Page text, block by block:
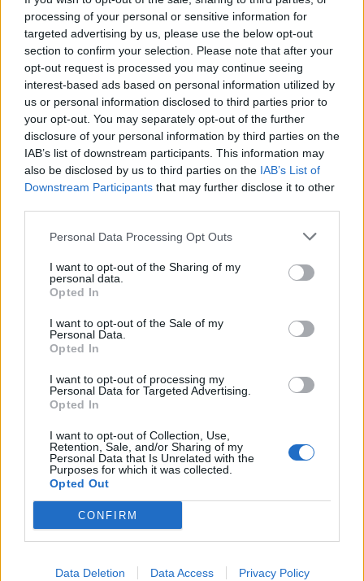
processing of your personal or sensitive information for
targeted advertising by us, please use the below opt-out
section to confirm your selection. Please note that after your
opt-out request is processed you may continue seeing
interest-based ads based on personal information utilized by
us or personal information disclosed to third parties prior to
your opt-out. You may separately opt-out of the further
disclosure of your personal information by third parties on the
IAB’s list of downstream participants. This information may
also be disclosed by us to third parties on the IAB’s List of
Downstream Participants that may further disclose it to other
Personal Data Processing Opt Outs
I want to opt-out of the Sharing of my
personal data.
Opted In
I want to opt-out of the Sale of my
Personal Data.
Opted In
I want to opt-out of processing my
Personal Data for Targeted Advertising.
Opted In
I want to opt-out of Collection, Use,
Retention, Sale, and/or Sharing of my
Personal Data that Is Unrelated with the
Purposes for which it was collected.
Opted Out
CONFIRM
Data Deletion Data Access Privacy Policy
Επίσημο: Κυκλοφόρησαν τα ευχάριστα –
Μεγάλη «ανάσα» για 670.000 συνταξιούχους
7 Αυγούστου 2026 00:30
Έχασε την γυναίκα του κατά τον τοκετό!
Λίγες μέρες μετά βρίσκει αυτά τα κρυφά
αρχεία στον υπολογιστή της
7 Αυγούστου 2026 01:18